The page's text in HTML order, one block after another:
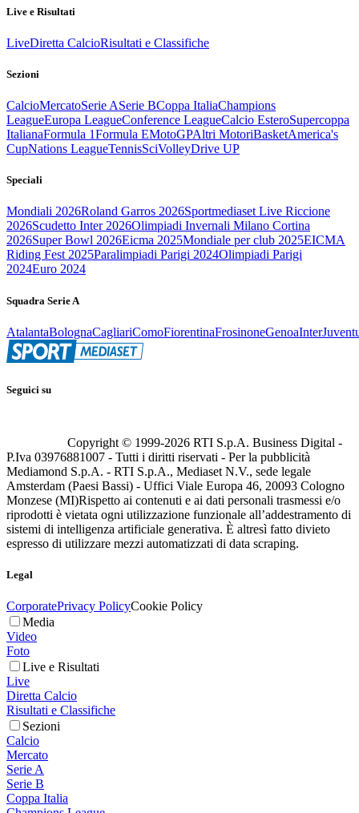
Live e Risultati
LiveDiretta CalcioRisultati e Classifiche
Sezioni
CalcioMercatoSerie ASerie BCoppa ItaliaChampions
LeagueEuropa LeagueConference LeagueCalcio EsteroSupercoppa
ItalianaFormula 1Formula EMotoGPAltri MotoriBasketAmerica's
CupNations LeagueTennisSciVolleyDrive UP
Speciali
Mondiali 2026Roland Garros 2026Sportmediaset Live Riccione
2026Scudetto Inter 2026Olimpiadi Invernali Milano Cortina
2026Super Bowl 2026Eicma 2025Mondiale per club 2025EICMA
Riding Fest 2025Paralimpiadi Parigi 2024Olimpiadi Parigi
2024Euro 2024
Squadra Serie A
AtalantaBolognaCagliariComoFiorentinaFrosinoneGenoaInter
Seguici su
Copyright © 1999-2026 RTI S.p.A. Business Digital -
P.Iva 03976881007 - Tutti i diritti riservati - Per la pubblicità
Mediamond S.p.A. - RTI S.p.A., Mediaset N.V., sede legale
Amsterdam (Paesi Bassi) - Uffici Viale Europa 46, 20093 Cologno
Monzese (MI)Rispetto ai contenuti e ai dati personali trasmessi e/o
riprodotti è vietata ogni utilizzazione funzionale all’addestramento di
sistemi di intelligenza artificiale generativa. È altresì fatto divieto
espresso di utilizzare mezzi automatizzati di data scraping.
Legal
CorporatePrivacy PolicyCookie Policy
Media
Video
Foto
Live e Risultati
Live
Diretta Calcio
Risultati e Classifiche
Sezioni
Calcio
Mercato
Serie A
Serie B
Coppa Italia